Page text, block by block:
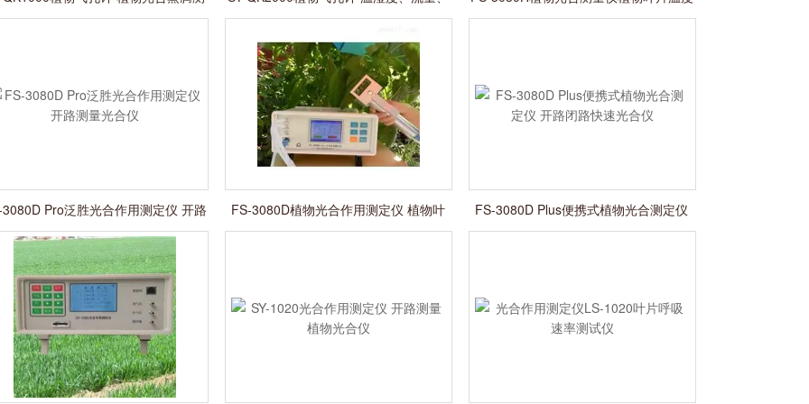
试仪
气压
光合仪
Pro泛胜光合作用测定仪 开路
测量光合仪
FS-3080D植物光合作用测定仪 植物叶
片温度光合仪
FS-3080D Plus便携式植物光合测定仪
开路闭路快速光合仪